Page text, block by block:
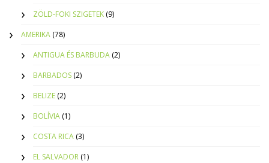
ZÖLD-FOKI SZIGETEK (9)
AMERIKA (78)
ANTIGUA ÉS BARBUDA (2)
BARBADOS (2)
BELIZE (2)
BOLÍVIA (1)
COSTA RICA (3)
EL SALVADOR (1)